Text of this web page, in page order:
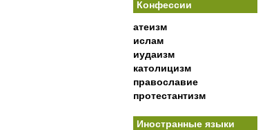
Конфессии
атеизм
ислам
иудаизм
католицизм
православие
протестантизм
Иностранные языки